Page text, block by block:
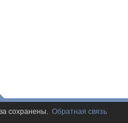
сохранены. Обратная связь